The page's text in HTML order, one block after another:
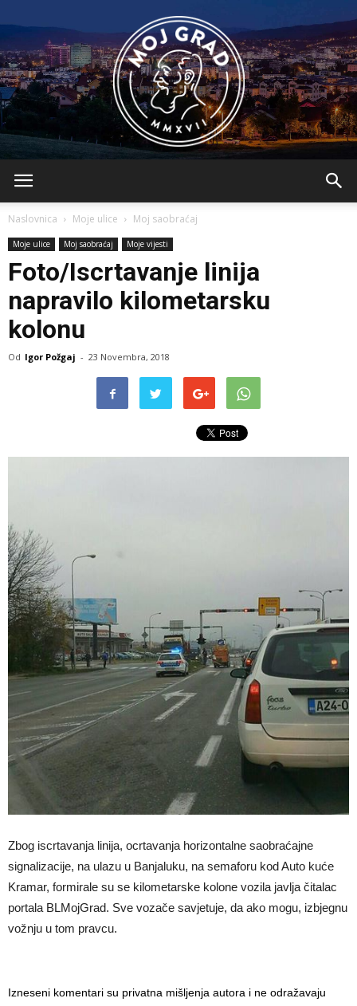
Naslovnica Moje ulice Moj saobraćaj
Moje ulice Moj saobraćaj Moje vijesti
Foto/Iscrtavanje linija
napravilo kilometarsku
kolonu
Od Igor Požgaj - 23 Novembra, 2018
Zbog iscrtavanja linija, ocrtavanja horizontalne saobraćajne
signalizacije, na ulazu u Banjaluku, na semaforu kod Auto kuće
Kramar, formirale su se kilometarske kolone vozila javlja čitalac
portala BLMojGrad. Sve vozače savjetuje, da ako mogu, izbjegnu
vožnju u tom pravcu.
Izneseni komentari su privatna mišljenja autora i ne odražavaju